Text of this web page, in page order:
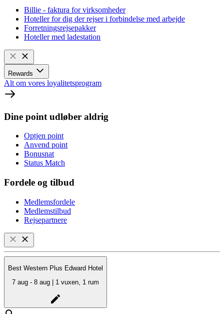
Billie - faktura for virksomheder
Hoteller for dig der rejser i forbindelse med arbejde
Forretningsrejsepakker
Hoteller med ladestation
Rewards
Alt om vores loyalitetsprogram
Dine point udløber aldrig
Optjen point
Anvend point
Bonusnat
Status Match
Fordele og tilbud
Medlemsfordele
Medlemstilbud
Rejsepartnere
Best Western Plus Edward Hotel
7 aug - 8 aug | 1 vuxen, 1 rum